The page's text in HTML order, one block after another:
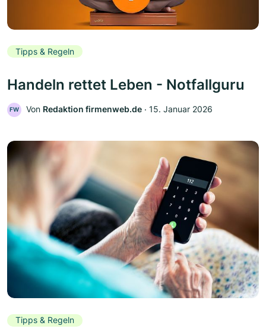
Tipps & Regeln
Handeln rettet Leben - Notfallguru
FW Von Redaktion firmenweb.de ‧ 15. Januar 2026
Tipps & Regeln